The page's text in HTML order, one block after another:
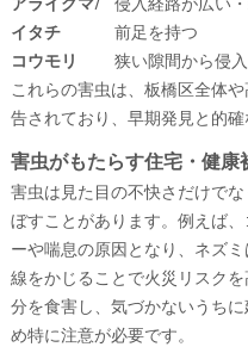
イタチ
前足を持つ
コウモリ
狭い隙間から侵
これらの害虫は、板橋区全体
告されており、早期発見と的確
害虫がもたらす住宅・健康
害虫は見た目の不快さだけで
ぼすことがあります。例えば
ーや喘息の原因となり、ネズ
線をかじることで火災リスク
分を食害し、気づかないうち
め特に注意が必要です。